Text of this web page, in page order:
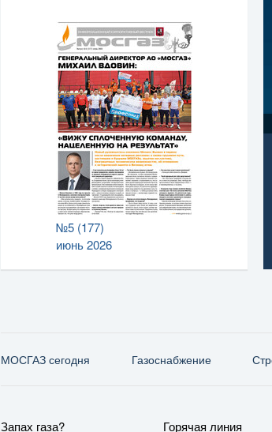
№5 (177)
июнь 2026
МОСГАЗ сегодня Газо­снабжение
Запах газа? Горячая линия